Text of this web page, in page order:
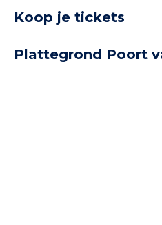
Koop je tickets
Plattegrond Poort